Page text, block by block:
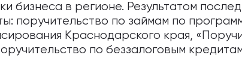
бизнеса в регионе. Результатом
поручительство по займам по
Краснодарского края,
по беззалоговым